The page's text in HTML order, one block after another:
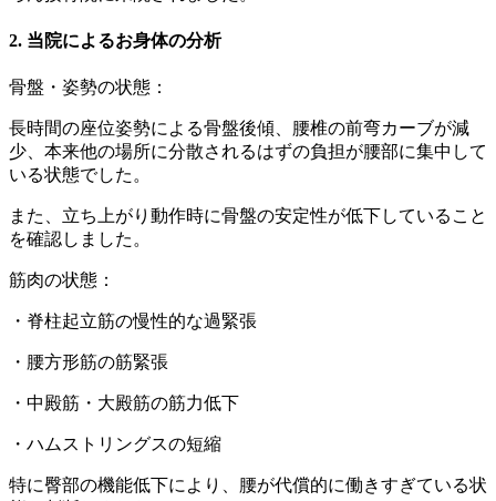
2. 当院によるお身体の分析
骨盤・姿勢の状態：
長時間の座位姿勢による骨盤後傾、腰椎の前弯カーブが減
少、本来他の場所に分散されるはずの負担が腰部に集中して
いる状態でした。
また、立ち上がり動作時に骨盤の安定性が低下していること
を確認しました。
筋肉の状態：
・脊柱起立筋の慢性的な過緊張
・腰方形筋の筋緊張
・中殿筋・大殿筋の筋力低下
・ハムストリングスの短縮
特に臀部の機能低下により、腰が代償的に働きすぎている状